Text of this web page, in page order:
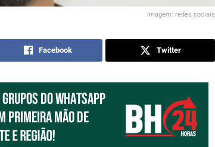
Imagem: redes sociais
Facebook Twitter